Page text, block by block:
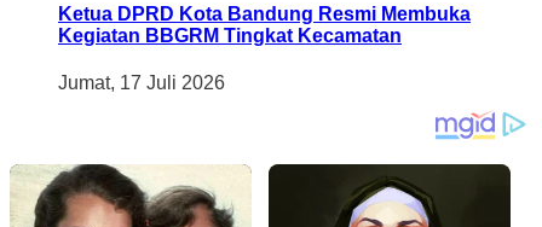
Ketua DPRD Kota Bandung Resmi Membuka
Kegiatan BBGRM Tingkat Kecamatan
Jumat, 17 Juli 2026